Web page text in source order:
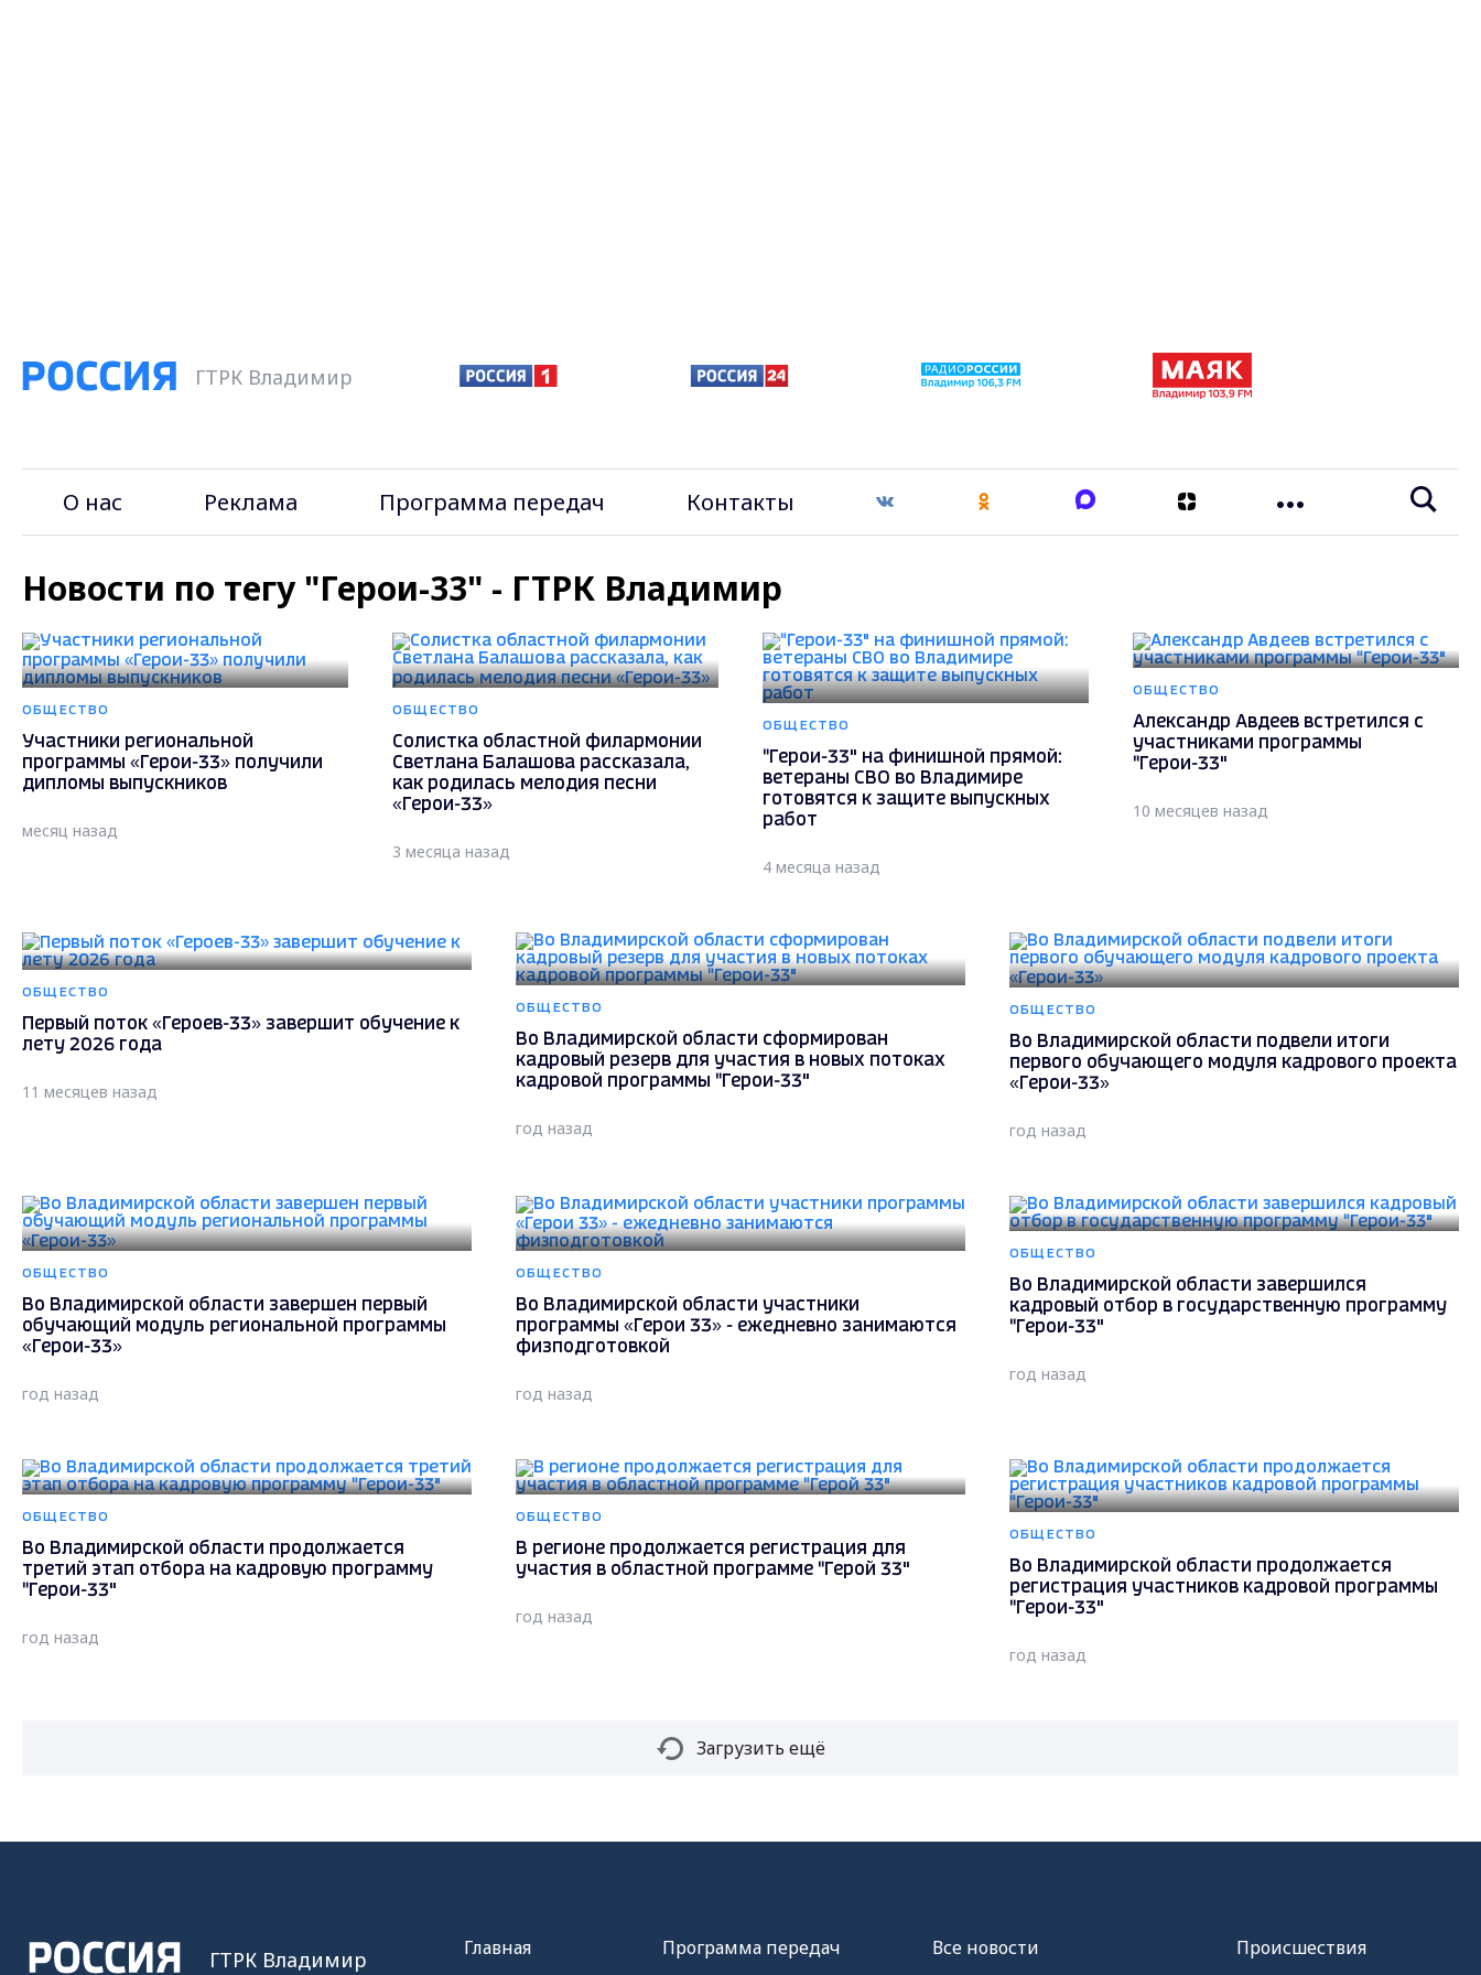
ГТРК Владимир
О нас Реклама Программа передач Контакты
Новости по тегу "Герои-33" - ГТРК Владимир
ОБЩЕСТВО
Участники региональной
программы «Герои-33» получили
дипломы выпускников
месяц назад
ОБЩЕСТВО
Солистка областной филармонии
Светлана Балашова рассказала,
как родилась мелодия песни
«Герои-33»
3 месяца назад
ОБЩЕСТВО
"Герои-33" на финишной прямой:
ветераны СВО во Владимире
готовятся к защите выпускных
работ
4 месяца назад
ОБЩЕСТВО
Александр Авдеев встретился с
участниками программы
"Герои-33"
10 месяцев назад
ОБЩЕСТВО
Первый поток «Героев-33» завершит обучение к
лету 2026 года
11 месяцев назад
ОБЩЕСТВО
Во Владимирской области сформирован
кадровый резерв для участия в новых потоках
кадровой программы "Герои-33"
год назад
ОБЩЕСТВО
Во Владимирской области подвели итоги
первого обучающего модуля кадрового проекта
«Герои-33»
год назад
ОБЩЕСТВО
Во Владимирской области завершен первый
обучающий модуль региональной программы
«Герои-33»
год назад
ОБЩЕСТВО
Во Владимирской области участники
программы «Герои 33» - ежедневно занимаются
физподготовкой
год назад
ОБЩЕСТВО
Во Владимирской области завершился
кадровый отбор в государственную программу
"Герои-33"
год назад
ОБЩЕСТВО
Во Владимирской области продолжается
третий этап отбора на кадровую программу
"Герои-33"
год назад
ОБЩЕСТВО
В регионе продолжается регистрация для
участия в областной программе "Герой 33"
год назад
ОБЩЕСТВО
Во Владимирской области продолжается
регистрация участников кадровой программы
"Герои-33"
год назад
Загрузить ещё
ГТРК Владимир Главная Программа передач Все новости Происшествия